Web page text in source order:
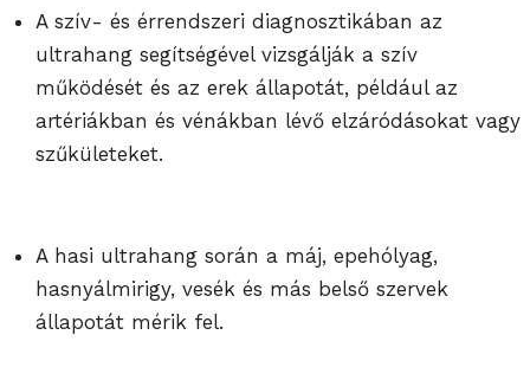
A szív- és érrendszeri diagnosztikában az
ultrahang segítségével vizsgálják a szív
működését és az erek állapotát, például az
artériákban és vénákban lévő elzáródásokat vagy
szűkületeket.
A hasi ultrahang során a máj, epehólyag,
hasnyálmirigy, vesék és más belső szervek
állapotát mérik fel.